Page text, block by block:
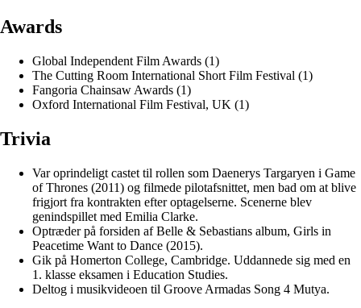
Awards
Global Independent Film Awards (1)
The Cutting Room International Short Film Festival (1)
Fangoria Chainsaw Awards (1)
Oxford International Film Festival, UK (1)
Trivia
Var oprindeligt castet til rollen som Daenerys Targaryen i Game
of Thrones (2011) og filmede pilotafsnittet, men bad om at blive
frigjort fra kontrakten efter optagelserne. Scenerne blev
genindspillet med Emilia Clarke.
Optræder på forsiden af Belle & Sebastians album, Girls in
Peacetime Want to Dance (2015).
Gik på Homerton College, Cambridge. Uddannede sig med en
1. klasse eksamen i Education Studies.
Deltog i musikvideoen til Groove Armadas Song 4 Mutya.